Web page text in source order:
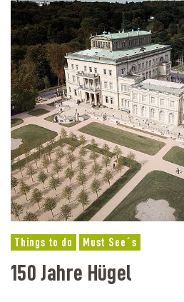
Things to do Must See´s
150 Jahre Hügel